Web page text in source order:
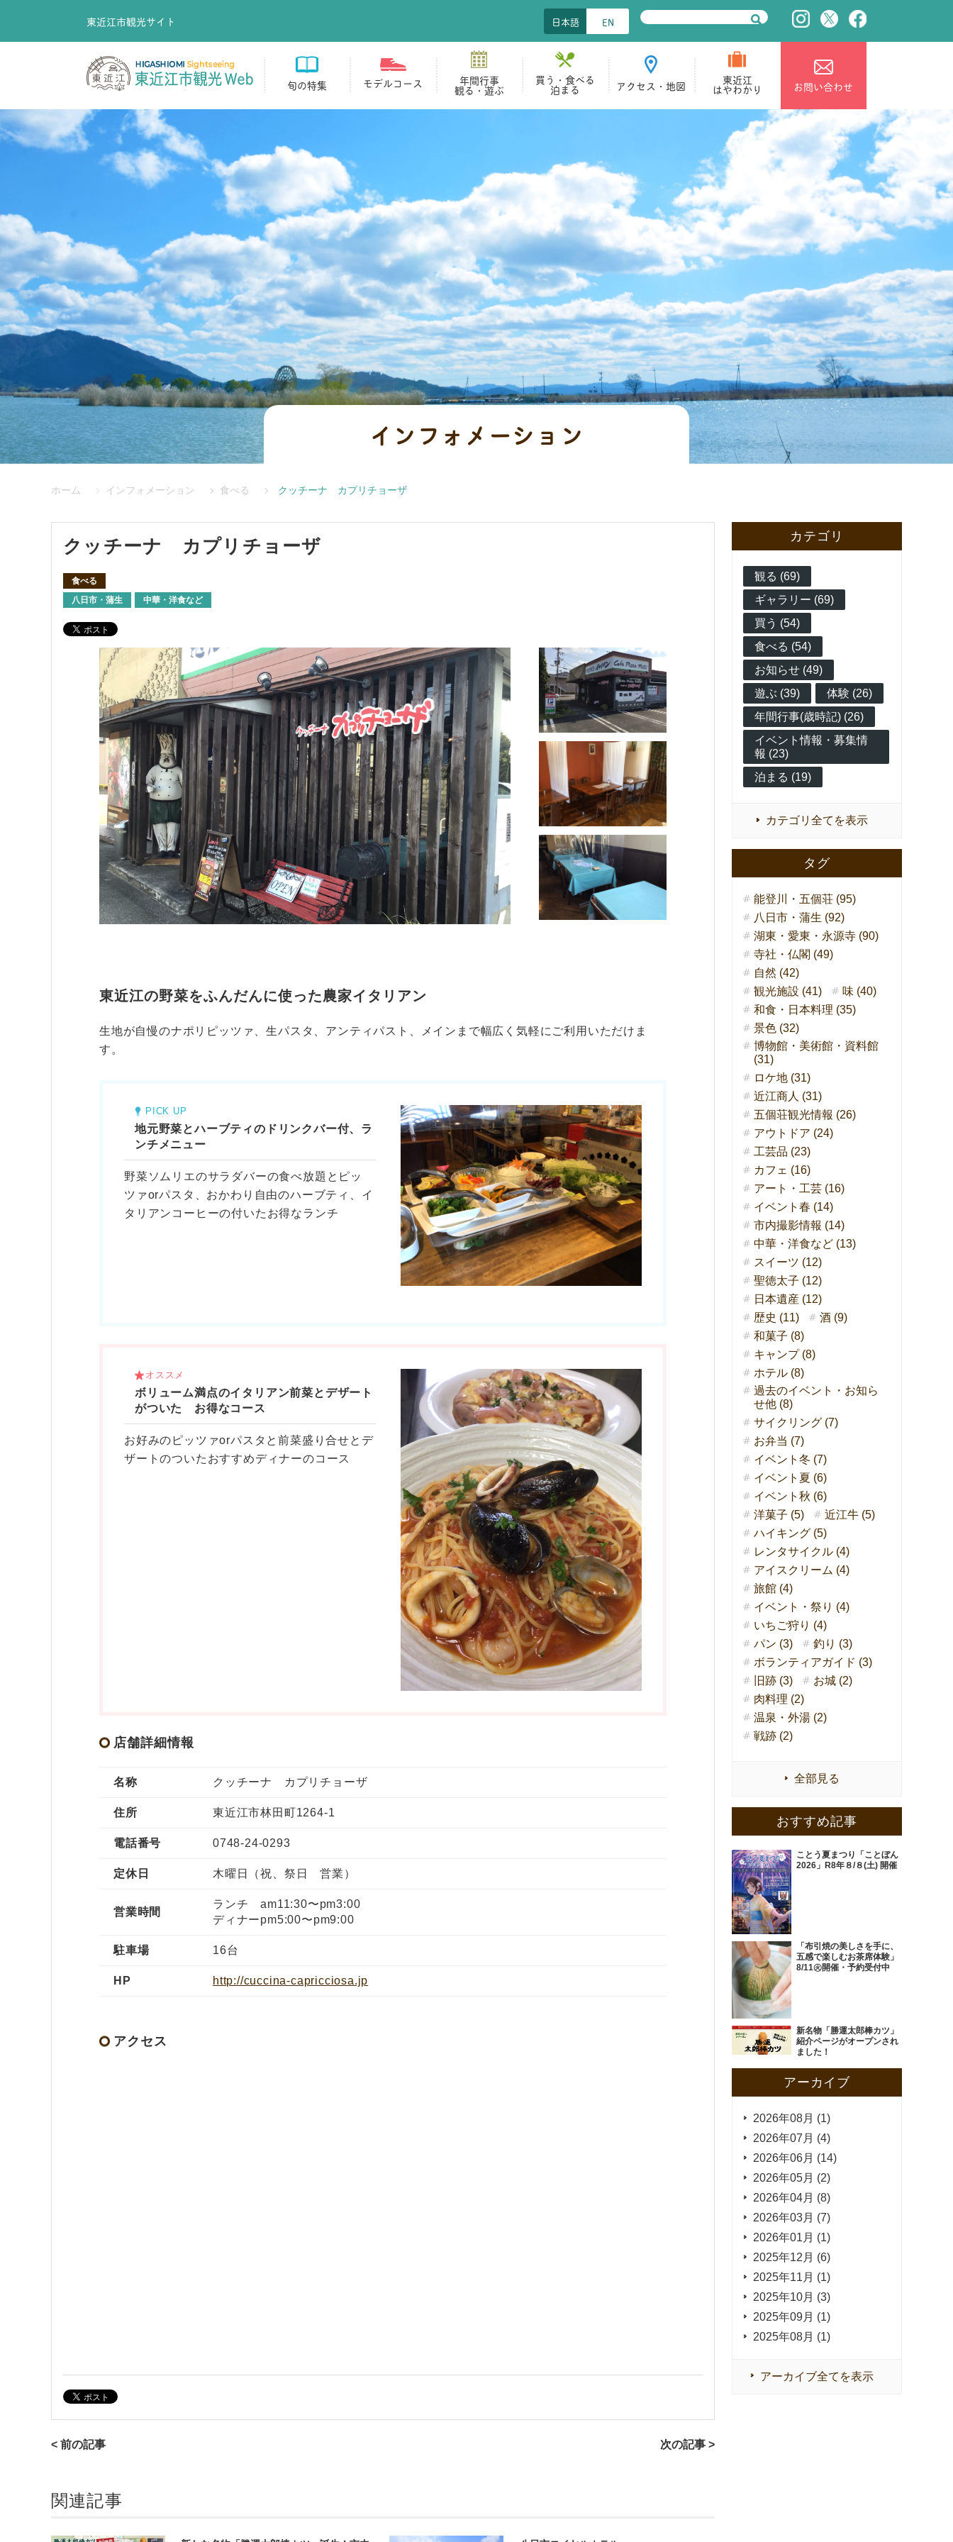
東近江市観光サイト 日本語 EN
旬の特集 モデルコース 年間行事
観る・遊ぶ
買う・食べる
泊まる アクセス・地図 東近江
はやわかり お問い合わせ
インフォメーション
ホーム インフォメーション 食べる クッチーナ カプリチョーザ
クッチーナ カプリチョーザ
食べる
八日市・蒲生
中華・洋食など
東近江の野菜をふんだんに使った農家イタリアン
生地が自慢のナポリピッツァ、生パスタ、アンティパスト、メインまで幅広く気軽にご利用いただけま
す。
PICK UP
地元野菜とハーブティのドリンクバー付、ラ
ンチメニュー
野菜ソムリエのサラダバーの食べ放題とピッ
ツァorパスタ、おかわり自由のハーブティ、イ
タリアンコーヒーの付いたお得なランチ
オススメ
ボリューム満点のイタリアン前菜とデザート
がついた お得なコース
お好みのピッツァorパスタと前菜盛り合せとデ
ザートのついたおすすめディナーのコース
店舗詳細情報
名称 クッチーナ カプリチョーザ
住所 東近江市林田町1264-1
電話番号 0748-24-0293
定休日 木曜日（祝、祭日 営業）
営業時間
ランチ am11:30〜pm3:00
ディナーpm5:00〜pm9:00
駐車場 16台
HP http://cuccina-capricciosa.jp
アクセス
< 前の記事 次の記事 >
関連記事
カテゴリ
観る (69)
ギャラリー (69)
買う (54)
食べる (54)
お知らせ (49)
遊ぶ (39)
体験 (26)
年間行事(歳時記) (26)
イベント情報・募集情
報 (23)
泊まる (19)
カテゴリ全てを表示
タグ
能登川・五個荘 (95)
八日市・蒲生 (92)
湖東・愛東・永源寺 (90)
寺社・仏閣 (49)
自然 (42)
観光施設 (41)
味 (40)
和食・日本料理 (35)
景色 (32)
博物館・美術館・資料館
(31)
ロケ地 (31)
近江商人 (31)
五個荘観光情報 (26)
アウトドア (24)
工芸品 (23)
カフェ (16)
アート・工芸 (16)
イベント春 (14)
市内撮影情報 (14)
中華・洋食など (13)
スイーツ (12)
聖徳太子 (12)
日本遺産 (12)
歴史 (11)
酒 (9)
和菓子 (8)
キャンプ (8)
ホテル (8)
過去のイベント・お知ら
せ他 (8)
サイクリング (7)
お弁当 (7)
イベント冬 (7)
イベント夏 (6)
イベント秋 (6)
洋菓子 (5)
近江牛 (5)
ハイキング (5)
レンタサイクル (4)
アイスクリーム (4)
旅館 (4)
イベント・祭り (4)
いちご狩り (4)
パン (3)
釣り (3)
ボランティアガイド (3)
旧跡 (3)
お城 (2)
肉料理 (2)
温泉・外湯 (2)
戦跡 (2)
全部見る
おすすめ記事
ことう夏まつり「ことぼん
2026」R8年８/８(土) 開催
「布引焼の美しさを手に、
五感で楽しむお茶席体験」
8/11㊋開催・予約受付中
新名物「勝運太郎棒カツ」
紹介ページがオープンされ
ました！
アーカイブ
2026年08月 (1)
2026年07月 (4)
2026年06月 (14)
2026年05月 (2)
2026年04月 (8)
2026年03月 (7)
2026年01月 (1)
2025年12月 (6)
2025年11月 (1)
2025年10月 (3)
2025年09月 (1)
2025年08月 (1)
アーカイブ全てを表示